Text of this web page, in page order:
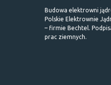
Budowa elektrowni
Polskie Elektrownie
– firmie Bechtel.
prac ziemnych.